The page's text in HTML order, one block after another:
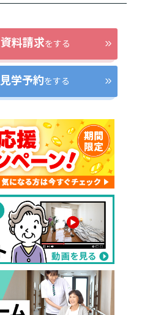
資料請求をする
見学予約をする